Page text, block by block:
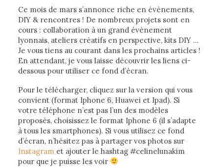
Ce mois de mars s’annonce riche en évènements,
DIY & rencontres ! De nombreux projets sont en
cours : collaboration à un grand évènement
lyonnais, ateliers créatifs en perspective, kits DIY …
Je vous tiens au courant dans les prochains articles !
En attendant, je vous laisse découvrir les liens ci-
dessous pour utiliser ce fond d’écran.
Pour le télécharger, cliquez sur la version qui vous
convient (format Iphone 6, Huawei et Ipad). Si
votre téléphone n’est pas l’un des modèles
proposés, choisissez le format Iphone 6 (il s’adapte
à tous les smartphones). Si vous utilisez ce fond
d’écran, n’hésitez pas à partager vos photos sur
Instagram et ajouter le hashtag #celinelunakim
pour que je puisse les voir